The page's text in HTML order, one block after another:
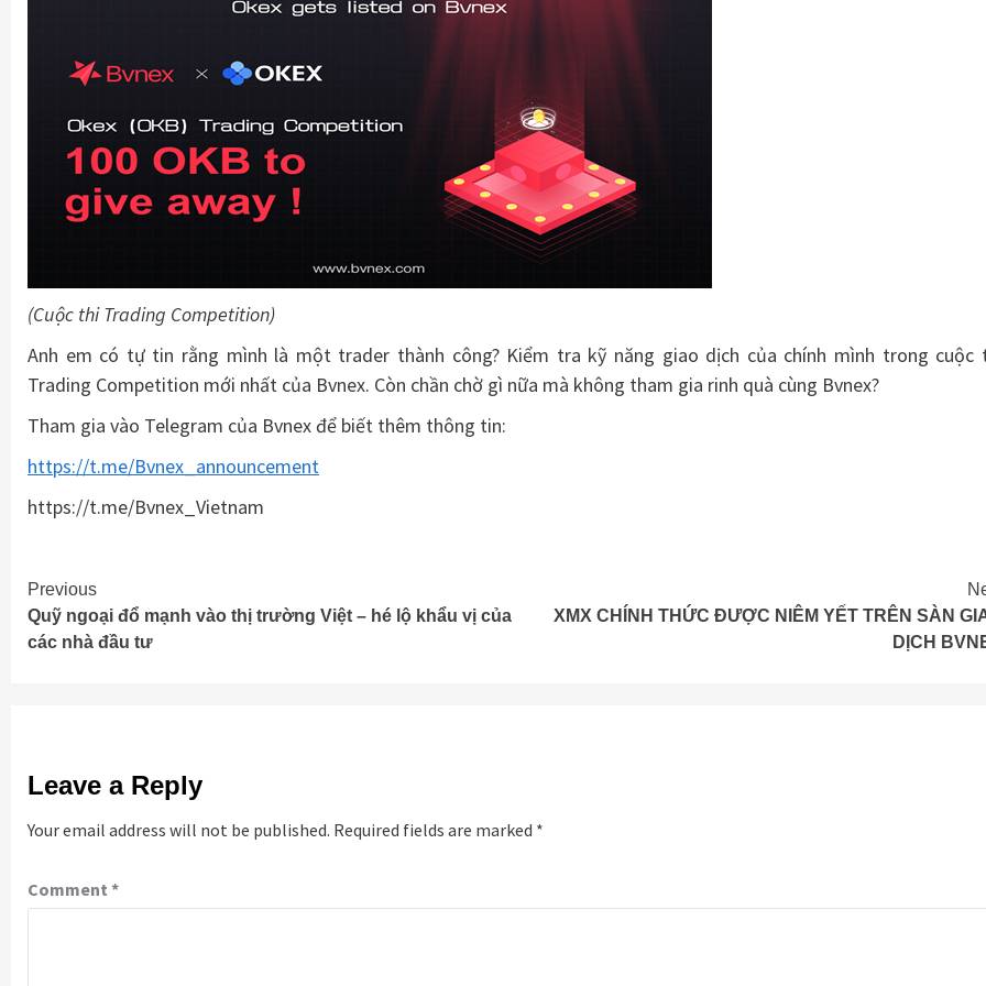
(Cuộc thi Trading Competition)
Anh em có tự tin rằng mình là một trader thành công? Kiểm tra kỹ năng giao dịch của chính mình trong cuộc
Trading Competition mới nhất của Bvnex. Còn chần chờ gì nữa mà không tham gia rinh quà cùng Bvnex?
Tham gia vào Telegram của Bvnex để biết thêm thông tin:
https://t.me/Bvnex_announcement
https://t.me/Bvnex_Vietnam
Continue
Reading
Previous
Quỹ ngoại đổ mạnh vào thị trường Việt – hé lộ khẩu vị của
các nhà đầu tư
XMX CHÍNH THỨC ĐƯỢC NIÊM YẾT TRÊN SÀN
DỊCH
Leave a Reply
Your email address will not be published. Required fields are marked *
Comment *